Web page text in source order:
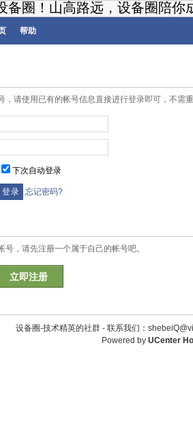
备圈！山高路远，设备圈陪你
帮助
，请使用已有的帐号信息直接进行登录即可，不需
下次自动登录
忘记密码?
号，请先注册一个属于自己的帐号吧。
立即注册
设备圈-技术精英的社群 - 联系我们：
Powered by UCenter